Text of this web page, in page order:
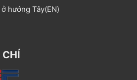
ở hướng Tây(EN)
CHÍ